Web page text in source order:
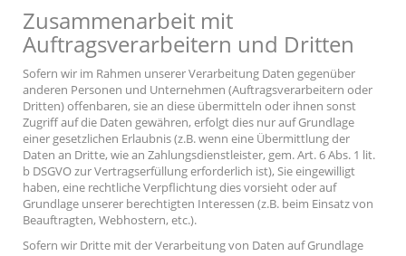
Zusammenarbeit mit
Auftragsverarbeitern und Dritten
Sofern wir im Rahmen unserer Verarbeitung Daten gegenüber
anderen Personen und Unternehmen (Auftragsverarbeitern oder
Dritten) offenbaren, sie an diese übermitteln oder ihnen sonst
Zugriff auf die Daten gewähren, erfolgt dies nur auf Grundlage
einer gesetzlichen Erlaubnis (z.B. wenn eine Übermittlung der
Daten an Dritte, wie an Zahlungsdienstleister, gem. Art. 6 Abs. 1 lit.
b DSGVO zur Vertragserfüllung erforderlich ist), Sie eingewilligt
haben, eine rechtliche Verpflichtung dies vorsieht oder auf
Grundlage unserer berechtigten Interessen (z.B. beim Einsatz von
Beauftragten, Webhostern, etc.).
Sofern wir Dritte mit der Verarbeitung von Daten auf Grundlage